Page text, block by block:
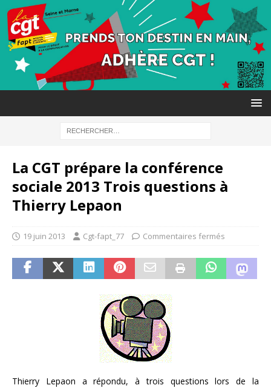
La CGT prépare la conférence
sociale 2013 Trois questions à
Thierry Lepaon
19 juin 2013 Cgt-fapt_77 Commentaires fermés
Thierry Lepaon a répondu, à trois questions lors de la